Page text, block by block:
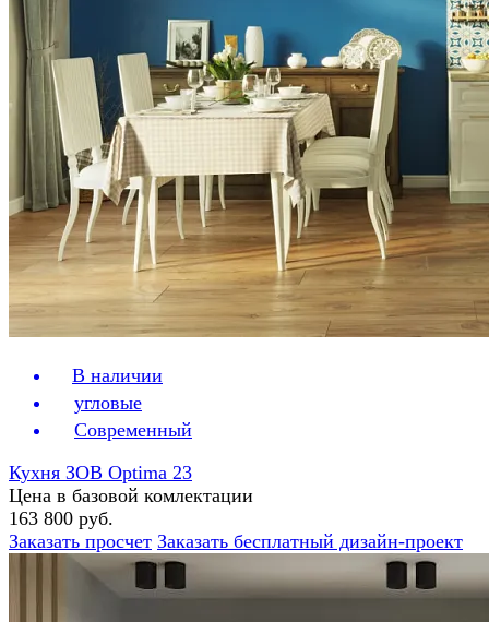
В наличии
угловые
Современный
Кухня ЗОВ Optima 23
Цена в базовой комлектации
163 800 руб.
Заказать просчет Заказать бесплатный дизайн-проект